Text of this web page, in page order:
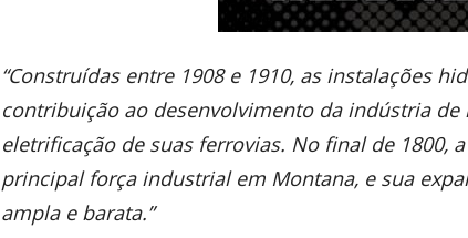
“Construídas entre 1908 e 1910, as instalações
contribuição ao desenvolvimento da indústria de
eletrificação de suas ferrovias. No final de 1800,
principal força industrial em Montana, e sua
ampla e barata.”